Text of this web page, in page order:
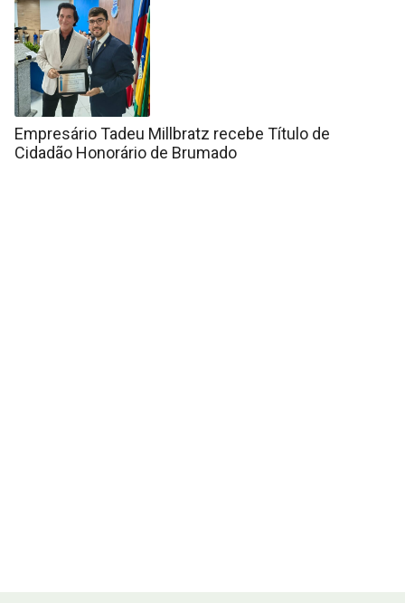
Empresário Tadeu Millbratz recebe Título de
Cidadão Honorário de Brumado